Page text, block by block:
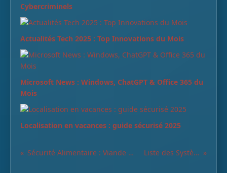
Cybercriminels
Actualités Tech 2025 : Top Innovations du Mois
Microsoft News : Windows, ChatGPT & Office 365 du
Mois
Localisation en vacances : guide sécurisé 2025
Sécurité Alimentaire : Viande de Laboratoire - Guide Complet pour le Consommateur Liste des Systèmes d'Exploitation Immuables